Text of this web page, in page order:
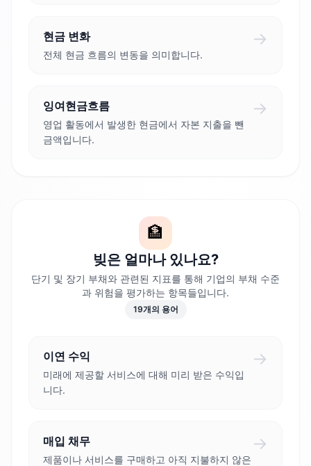
현금 변화
전체 현금 흐름의 변동을 의미합니다.
→
잉여현금흐름
영업 활동에서 발생한 현금에서 자본 지출을 뺀
금액입니다.
→
🏦
빚은 얼마나 있나요?
단기 및 장기 부채와 관련된 지표를 통해 기업의 부채 수준
과 위험을 평가하는 항목들입니다.
19개의 용어
이연 수익
미래에 제공할 서비스에 대해 미리 받은 수익입
니다.
→
매입 채무
제품이나 서비스를 구매하고 아직 지불하지 않은
→